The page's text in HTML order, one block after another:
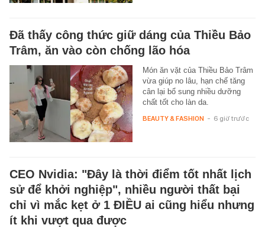
Đã thấy công thức giữ dáng của Thiều Bảo
Trâm, ăn vào còn chống lão hóa
Món ăn vặt của Thiều Bảo Trâm
vừa giúp no lâu, hạn chế tăng
cân lại bổ sung nhiều dưỡng
chất tốt cho làn da.
BEAUTY & FASHION - 6 giờ trước
CEO Nvidia: "Đây là thời điểm tốt nhất lịch
sử để khởi nghiệp", nhiều người thất bại
chỉ vì mắc kẹt ở 1 ĐIỀU ai cũng hiểu nhưng
ít khi vượt qua được